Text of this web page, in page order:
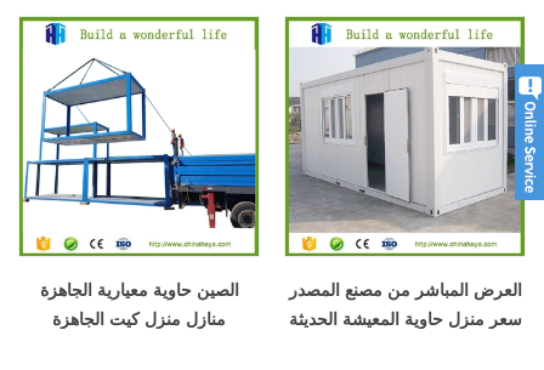
الصين حاوية معيارية الجاهزة
منازل منزل كيت الجاهزة
العرض المباشر من مصنع المصدر
سعر منزل حاوية المعيشة الحديثة